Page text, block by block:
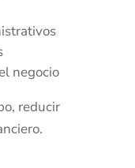
negocio
reducir